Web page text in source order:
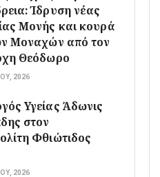
Ίδρυση νέας
Μονής και κουρά
Μοναχών από τον
Θεόδωρο
2026
Υγείας Άδωνις
στον
Φθιώτιδος
2026